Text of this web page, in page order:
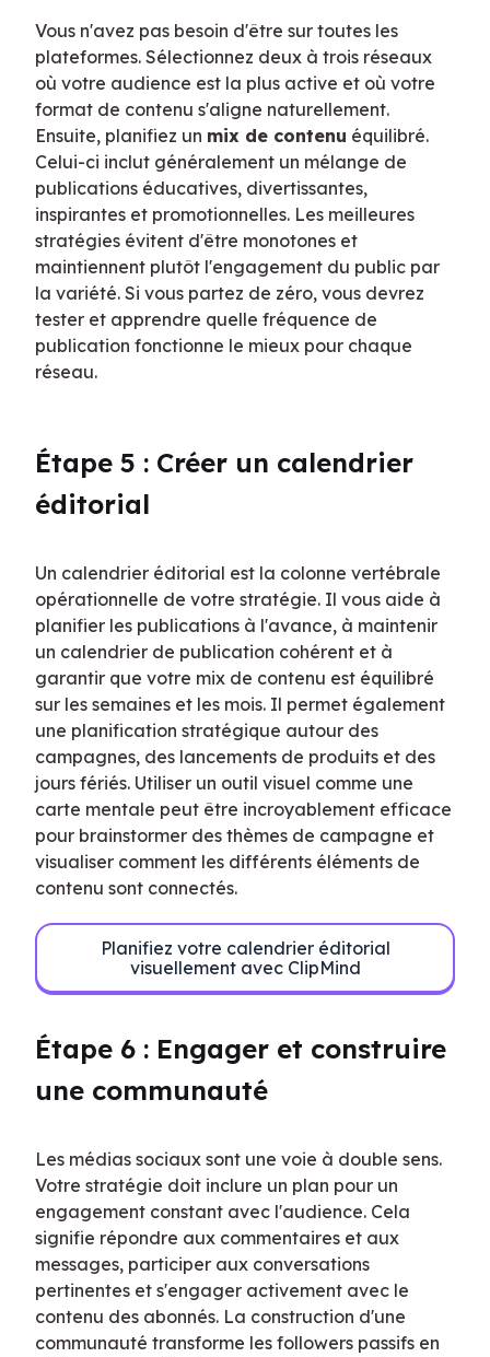
Vous n'avez pas besoin d'être sur toutes les
plateformes. Sélectionnez deux à trois réseaux
où votre audience est la plus active et où votre
format de contenu s'aligne naturellement.
Ensuite, planifiez un mix de contenu équilibré.
Celui-ci inclut généralement un mélange de
publications éducatives, divertissantes,
inspirantes et promotionnelles. Les meilleures
stratégies évitent d'être monotones et
maintiennent plutôt l'engagement du public par
la variété. Si vous partez de zéro, vous devrez
tester et apprendre quelle fréquence de
publication fonctionne le mieux pour chaque
réseau.
Étape 5 : Créer un calendrier
éditorial
Un calendrier éditorial est la colonne vertébrale
opérationnelle de votre stratégie. Il vous aide à
planifier les publications à l'avance, à maintenir
un calendrier de publication cohérent et à
garantir que votre mix de contenu est équilibré
sur les semaines et les mois. Il permet également
une planification stratégique autour des
campagnes, des lancements de produits et des
jours fériés. Utiliser un outil visuel comme une
carte mentale peut être incroyablement efficace
pour brainstormer des thèmes de campagne et
visualiser comment les différents éléments de
contenu sont connectés.
Planifiez votre calendrier éditorial
visuellement avec ClipMind
Étape 6 : Engager et construire
une communauté
Les médias sociaux sont une voie à double sens.
Votre stratégie doit inclure un plan pour un
engagement constant avec l'audience. Cela
signifie répondre aux commentaires et aux
messages, participer aux conversations
pertinentes et s'engager activement avec le
contenu des abonnés. La construction d'une
communauté transforme les followers passifs en